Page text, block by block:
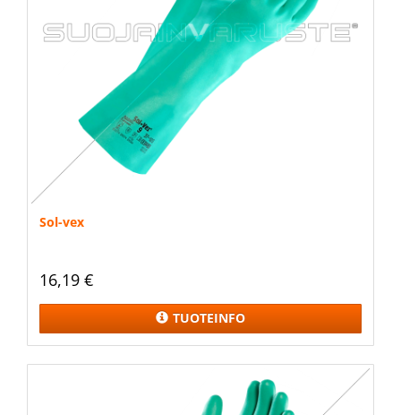
Sol-vex
16,19 €
TUOTEINFO